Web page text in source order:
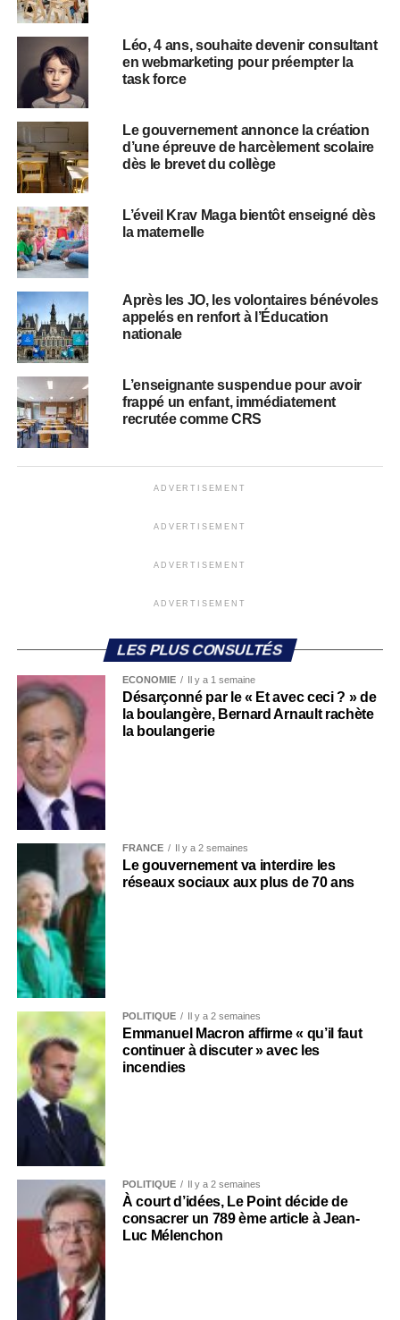
Léo, 4 ans, souhaite devenir consultant
en webmarketing pour préempter la
task force
Le gouvernement annonce la création
d’une épreuve de harcèlement scolaire
dès le brevet du collège
L’éveil Krav Maga bientôt enseigné dès
la maternelle
Après les JO, les volontaires bénévoles
appelés en renfort à l’Éducation
nationale
L’enseignante suspendue pour avoir
frappé un enfant, immédiatement
recrutée comme CRS
ADVERTISEMENT
ADVERTISEMENT
ADVERTISEMENT
ADVERTISEMENT
LES PLUS CONSULTÉS
ECONOMIE Il y a 1 semaine
Désarçonné par le « Et avec ceci ? » de
la boulangère, Bernard Arnault rachète
la boulangerie
FRANCE Il y a 2 semaines
Le gouvernement va interdire les
réseaux sociaux aux plus de 70 ans
POLITIQUE Il y a 2 semaines
Emmanuel Macron affirme « qu’il faut
continuer à discuter » avec les
incendies
POLITIQUE Il y a 2 semaines
À court d’idées, Le Point décide de
consacrer un 789 ème article à Jean-
Luc Mélenchon